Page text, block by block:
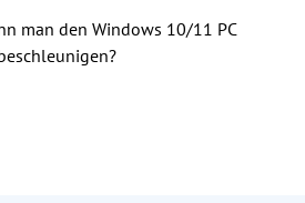
man den Windows 10/11 PC